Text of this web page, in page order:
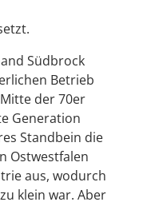
Südbrock
Betrieb
der 70er
Generation
Standbein die
Ostwestfalen
aus, wodurch
klein war. Aber